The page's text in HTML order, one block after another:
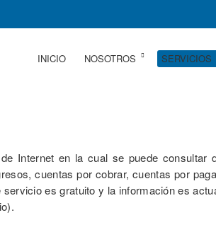
INICIO NOSOTROS SERVICIOS
Internet en la cual se puede
cuentas por cobrar, cuentas por
es gratuito y la información es